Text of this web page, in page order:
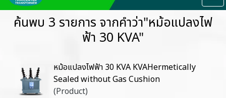
ค้นพบ 3 รายการ จากคำว่า"หม้อแปลงไฟ
ฟ้า 30 KVA"
หม้อแปลงไฟฟ้า 30 KVA KVAHermetically
Sealed without Gas Cushion
(Product)